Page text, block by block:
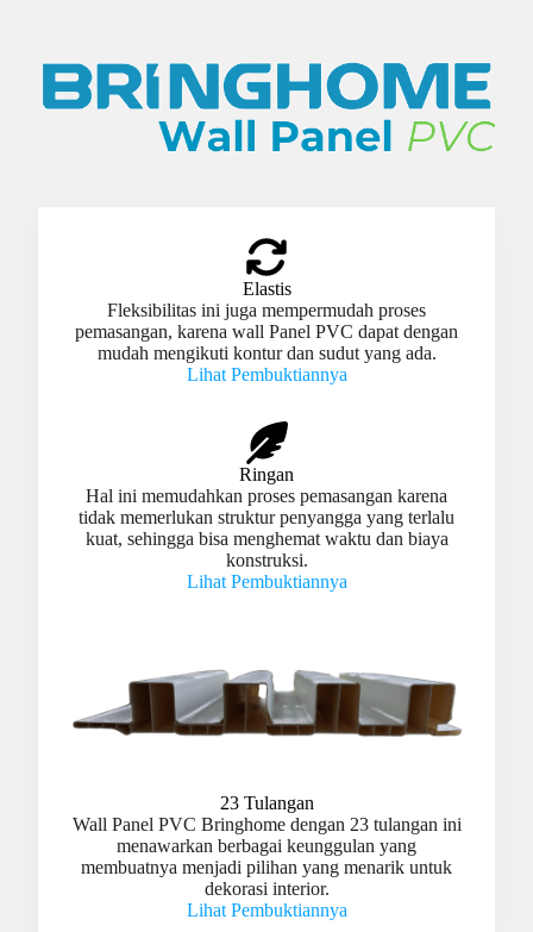
Elastis
Fleksibilitas ini juga mempermudah proses
pemasangan, karena wall Panel PVC dapat dengan
mudah mengikuti kontur dan sudut yang ada.
Lihat Pembuktiannya
Ringan
Hal ini memudahkan proses pemasangan karena
tidak memerlukan struktur penyangga yang terlalu
kuat, sehingga bisa menghemat waktu dan biaya
konstruksi.
Lihat Pembuktiannya
23 Tulangan
Wall Panel PVC Bringhome dengan 23 tulangan ini
menawarkan berbagai keunggulan yang
membuatnya menjadi pilihan yang menarik untuk
dekorasi interior.
Lihat Pembuktiannya